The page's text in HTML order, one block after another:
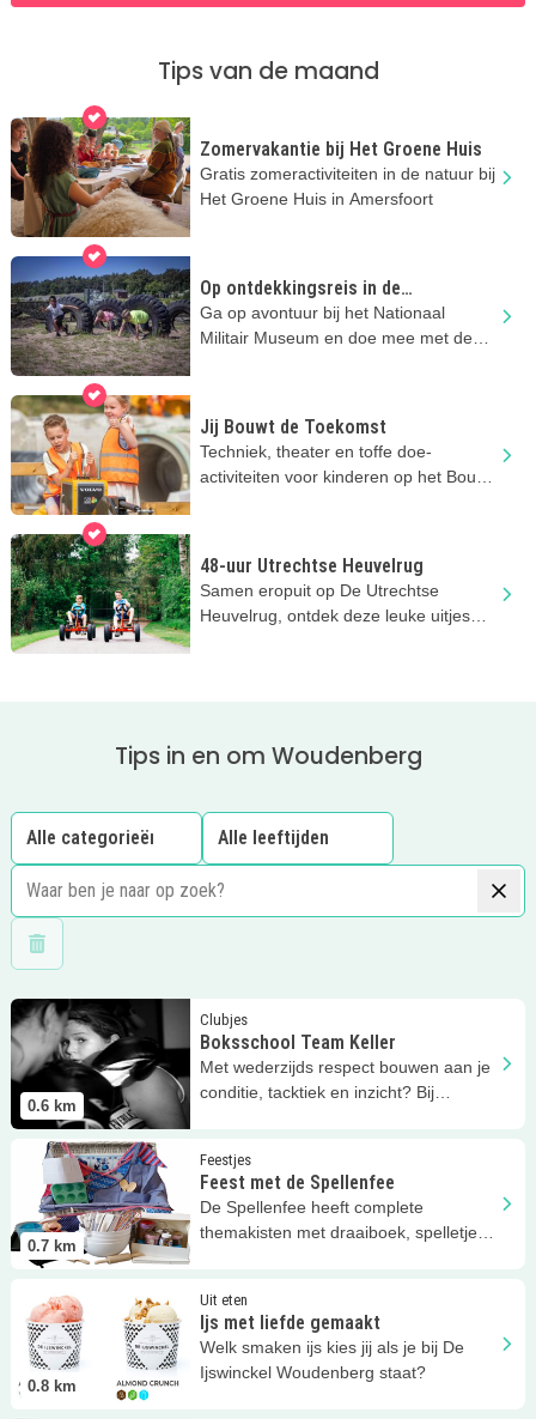
Tips van de maand
Zomervakantie bij Het Groene Huis
Gratis zomeractiviteiten in de natuur bij
Het Groene Huis in Amersfoort
Op ontdekkingsreis in de
zomervakantie
Ga op avontuur bij het Nationaal
Militair Museum en doe mee met de
Jij Bouwt de Toekomst
Techniek, theater en toffe doe-
activiteiten voor kinderen op het Bouw
48-uur Utrechtse Heuvelrug
Samen eropuit op De Utrechtse
Heuvelrug, ontdek deze leuke uitjes
Tips in en om Woudenberg
Wis filters
0.6 km
Clubjes
Boksschool Team Keller
Met wederzijds respect bouwen aan je
conditie, tacktiek en inzicht? Bij
Lees meer Boksschool Team Keller
0.7 km
Feestjes
Feest met de Spellenfee
De Spellenfee heeft complete
themakisten met draaiboek, spelletjes,
Lees meer Feest met de Spellenfee
0.8 km
Uit eten
Ijs met liefde gemaakt
Welk smaken ijs kies jij als je bij De
Ijswinckel Woudenberg staat?
Lees meer Ijs met liefde gemaakt